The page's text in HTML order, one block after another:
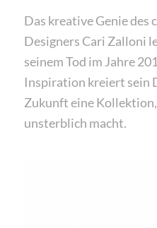
Das kreative Genie des
Designers Cari Zalloni
seinem Tod im Jahre
Inspiration kreiert sein
Zukunft eine
unsterblich macht.